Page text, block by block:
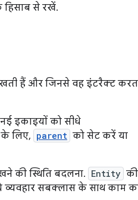
से रखें.
हैं और जिनसे वह इंटरैक्ट
इकाइयों को सीधे
लिए, parent को सेट करें या
की स्थिति बदलना. Entity की
व्यवहार सबक्लास के साथ काम